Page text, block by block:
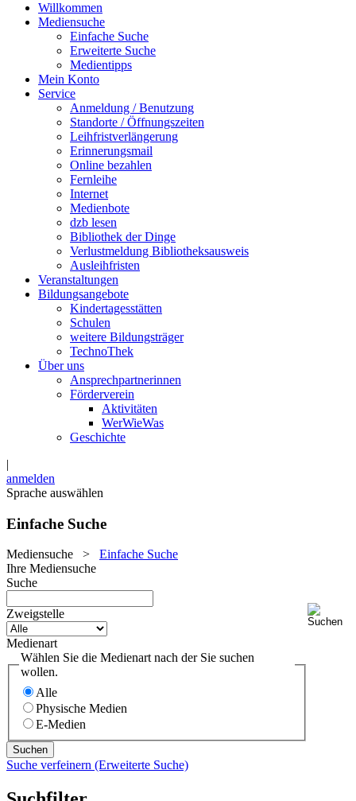
Willkommen
Mediensuche
Einfache Suche
Erweiterte Suche
Medientipps
Mein Konto
Service
Anmeldung / Benutzung
Standorte / Öffnungszeiten
Leihfristverlängerung
Erinnerungsmail
Online bezahlen
Fernleihe
Internet
Medienbote
dzb lesen
Bibliothek der Dinge
Verlustmeldung Bibliotheksausweis
Ausleihfristen
Veranstaltungen
Bildungsangebote
Kindertagesstätten
Schulen
weitere Bildungsträger
TechnoThek
Über uns
Ansprechpartnerinnen
Förderverein
Aktivitäten
WerWieWas
Geschichte
|
anmelden
Sprache auswählen
Einfache Suche
Mediensuche > Einfache Suche
Ihre Mediensuche
Suche
Zweigstelle
Medienart
Wählen Sie die Medienart nach der Sie suchen
wollen.
Alle
Physische Medien
E-Medien
Suche verfeinern (Erweiterte Suche)